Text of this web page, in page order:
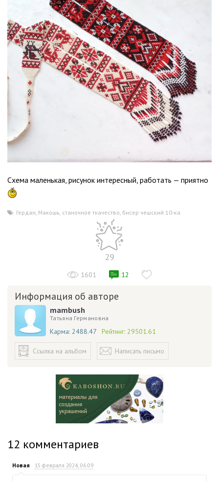
Схема маленькая, рисунок интересный, работать — приятно
Гердан, Макошь, станочное ткачество, бисер чешский 10-ка
29
1601 12
Информация об авторе
mambush
Татьяна Германовна
Карма: 2488.47 Рейтинг: 29501.61
Ссылка на альбом Написать письмо
12 комментариев
Новая 15 февраля 2024, 06:09